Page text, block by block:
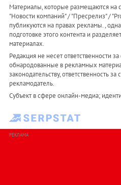
Материалы, которые размещаются на
"Новости компаний" / "Пресрелиз" /
публикуются на правах рекламы. ,
подготовке этого контента и
материалах.
Редакция не несет ответственности
обнародованные в рекламных
законодательству, ответственность
рекламодатель.
Субъект в сфере онлайн-медиа;
РЕКЛАМА